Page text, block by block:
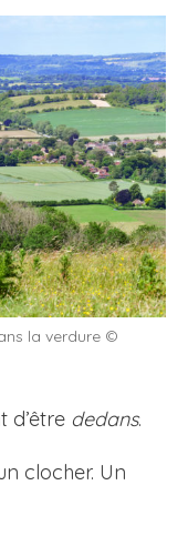
la verdure ©
d’être dedans.
clocher. Un